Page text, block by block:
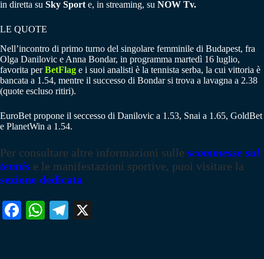
in diretta su Sky Sport e, in streaming, su NOW Tv.
LE QUOTE
Nell’incontro di primo turno del singolare femminile di Budapest, fra
Olga Danilovic e Anna Bondar, in programma martedì 16 luglio,
favorita perBetFlag e i suoi analisti è la tennista serba, la cui vittoria è
bancata a 1.54, mentre il successo di Bondar si trova a lavagna a 2.38
(quote escluso ritiri).
EuroBet propone il seccesso di Danilovic a 1.53, Snai a 1.65, GoldBet
e PlanetWin a 1.54.
Per consultare altre informazioni sulle scommesse sul
tennis e le manifestazioni sportive, puoi visitare la
sezione dedicata
Fa W
Te